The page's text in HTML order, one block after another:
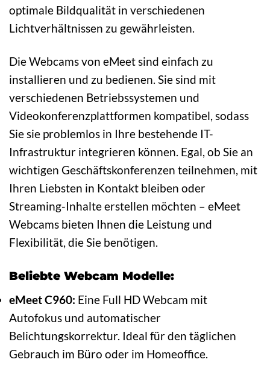
optimale Bildqualität in verschiedenen
Lichtverhältnissen zu gewährleisten.
Die Webcams von eMeet sind einfach zu
installieren und zu bedienen. Sie sind mit
verschiedenen Betriebssystemen und
Videokonferenzplattformen kompatibel, sodass
Sie sie problemlos in Ihre bestehende IT-
Infrastruktur integrieren können. Egal, ob Sie an
wichtigen Geschäftskonferenzen teilnehmen, mit
Ihren Liebsten in Kontakt bleiben oder
Streaming-Inhalte erstellen möchten – eMeet
Webcams bieten Ihnen die Leistung und
Flexibilität, die Sie benötigen.
Beliebte Webcam Modelle:
eMeet C960: Eine Full HD Webcam mit
Autofokus und automatischer
Belichtungskorrektur. Ideal für den täglichen
Gebrauch im Büro oder im Homeoffice.